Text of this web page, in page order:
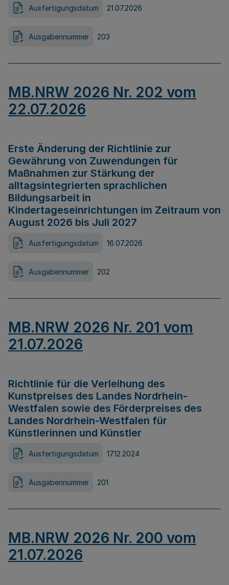
Ausfertigungsdatum 21.07.2026
Ausgabennummer 203
MB.NRW 2026 Nr. 202 vom
22.07.2026
Erste Änderung der Richtlinie zur
Gewährung von Zuwendungen für
Maßnahmen zur Stärkung der
alltagsintegrierten sprachlichen
Bildungsarbeit in
Kindertageseinrichtungen im Zeitraum von
August 2026 bis Juli 2027
Ausfertigungsdatum 16.07.2026
Ausgabennummer 202
MB.NRW 2026 Nr. 201 vom
21.07.2026
Richtlinie für die Verleihung des
Kunstpreises des Landes Nordrhein-
Westfalen sowie des Förderpreises des
Landes Nordrhein-Westfalen für
Künstlerinnen und Künstler
Ausfertigungsdatum 17.12.2024
Ausgabennummer 201
MB.NRW 2026 Nr. 200 vom
21.07.2026